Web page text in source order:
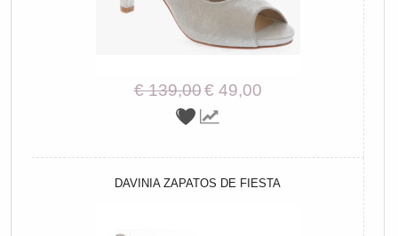
€ 139,00€ 49,00
DAVINIA ZAPATOS DE FIESTA